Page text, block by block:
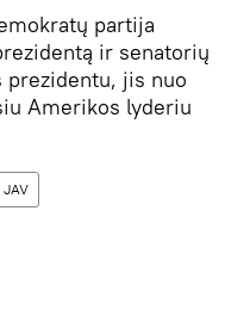
partija
ir senatorių
prezidentu, jis nuo
Amerikos lyderiu
JAV